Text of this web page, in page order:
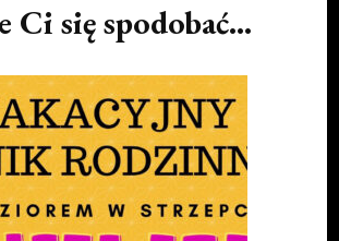
Ci się spodobać...